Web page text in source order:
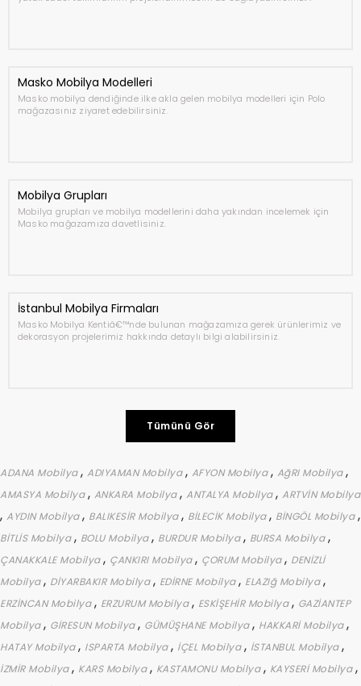
Masko Mobilya Modelleri
Masko mobilya dendiğinde ilke akla gelen mobilya modelleri için Polo
mağazasınız ziyaret edebilirsiniz.
Mobilya Grupları
Mobilya grupları ve mobilya modellerini daha yakından incelemek için
Masko mağazamıza davetlisiniz.
İstanbul Mobilya Firmaları
Masko Mobilya Kentiâ€™nde bulunan mağazamıza gerek ürünlerimiz ve
dekorasyon projelerimiz hakkında detaylı bilgi alabilirsiniz.
Tümünü Gör
ADANA Mobilya, ADIYAMAN Mobilya, AFYON Mobilya, AğRI Mobilya,
AMASYA Mobilya, ANKARA Mobilya, ANTALYA Mobilya, ARTVİN Mobilya
, AYDIN Mobilya, BALIKESİR Mobilya, BİLECİK Mobilya, BİNGÖL Mobilya,
BİTLİS Mobilya, BOLU Mobilya, BURDUR Mobilya, BURSA Mobilya,
ÇANAKKALE Mobilya, ÇANKIRI Mobilya, ÇORUM Mobilya, DENİZLİ
Mobilya, DİYARBAKIR Mobilya, EDİRNE Mobilya, ELAZIğ Mobilya,
ERZİNCAN Mobilya, ERZURUM Mobilya, ESKİŞEHİR Mobilya, GAZİANTEP
Mobilya, GİRESUN Mobilya, GÜMÜŞHANE Mobilya, HAKKARİ Mobilya,
HATAY Mobilya, ISPARTA Mobilya, İÇEL Mobilya, İSTANBUL Mobilya,
İZMİR Mobilya, KARS Mobilya, KASTAMONU Mobilya, KAYSERİ Mobilya,